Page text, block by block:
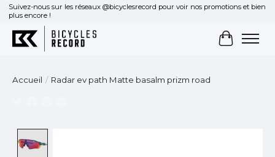
Suivez-nous sur les réseaux @bicyclesrecord pour voir nos promotions et bien
plus encore !
Panier
Accueil / Radar ev path Matte basalm prizm road